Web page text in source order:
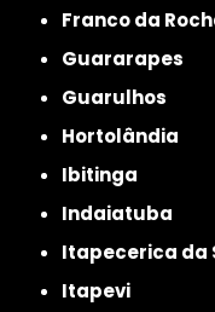
Franco da
Guararapes
Guarulhos
Hortolândia
Ibitinga
Indaiatuba
Itapecerica da
Itapevi